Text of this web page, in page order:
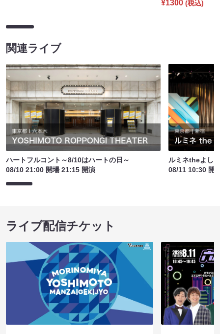
¥1300 (税込)
関連ライブ
ハートフルコント～8/10はハートの日～
08/10 21:00 開場 21:15 開演
ルミネtheよし
08/11 10:30 開
ライブ配信チケット